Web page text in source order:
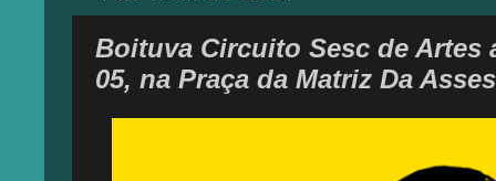
Boituva Circuito Sesc de Artes
05, na Praça da Matriz Da